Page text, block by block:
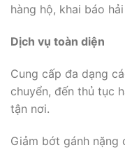
hàng hộ, khai báo
Dịch vụ toàn diện
Cung cấp đa dạng
chuyển, đến thủ tục
tận nơi.
Giảm bớt gánh nặng